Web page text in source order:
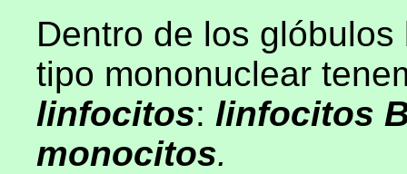
Dentro de los
tipo mononuclear
linfocitos: linfocitos
monocitos.